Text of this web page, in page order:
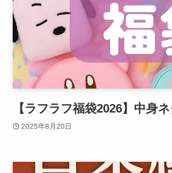
【ラフラフ福袋2026】中身
2025年8月20日